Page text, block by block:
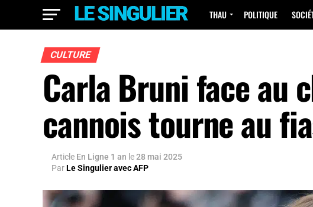
THAU POLITIQUE
CULTURE
Carla Bruni face au
cannois tourne au
Article En Ligne 1 an le28 mai 2025
ParLe Singulier avec AFP